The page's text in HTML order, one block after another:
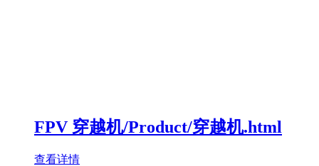
FPV 穿越机/Product/穿越机.html
查看详情